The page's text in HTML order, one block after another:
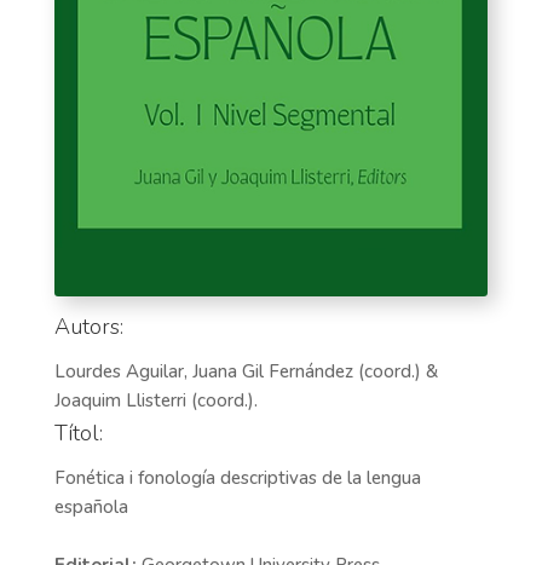
Autors:
Lourdes Aguilar, Juana Gil Fernández (coord.) &
Joaquim Llisterri (coord.).
Títol:
Fonética i fonología descriptivas de la lengua
española